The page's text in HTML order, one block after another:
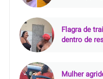
Flagra de
dentro de
Mulher